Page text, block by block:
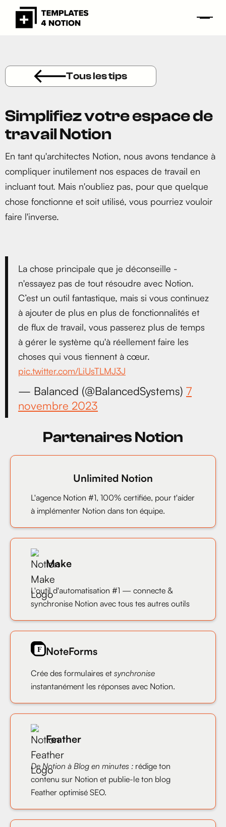
Tous les tips
Simplifiez votre espace de
travail Notion
En tant qu'architectes Notion, nous avons tendance à
compliquer inutilement nos espaces de travail en
incluant tout. Mais n'oubliez pas, pour que quelque
chose fonctionne et soit utilisé, vous pourriez vouloir
faire l'inverse.
La chose principale que je déconseille -
n'essayez pas de tout résoudre avec Notion.
C’est un outil fantastique, mais si vous continuez
à ajouter de plus en plus de fonctionnalités et
de flux de travail, vous passerez plus de temps
à gérer le système qu'à réellement faire les
choses qui vous tiennent à cœur.
pic.twitter.com/LiUsTLMJ3J
— Balanced (@BalancedSystems) 7
novembre 2023
Partenaires Notion
Unlimited Notion
L'agence Notion #1, 100% certifiée, pour t'aider
à implémenter Notion dans ton équipe.
Make
L'outil d'automatisation #1 — connecte &
synchronise Notion avec tous tes autres outils
NoteForms
Crée des formulaires et synchronise
instantanément les réponses avec Notion.
Feather
De Notion à Blog en minutes : rédige ton
contenu sur Notion et publie-le ton blog
Feather optimisé SEO.